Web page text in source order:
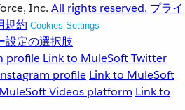
Inc. All rights reserved. プライ
規約 Cookies Settings
設定の選択肢
profile Link to MuleSoft Twitter
profile Link to MuleSoft
Videos platform Link to